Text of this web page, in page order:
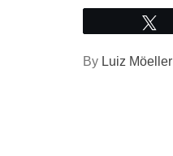
By Luiz Möeller